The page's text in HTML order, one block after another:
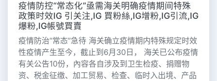
疫情防控“常态化”亟需海关明确疫情期间特殊
政策时效IG 引关注,IG 買粉絲,IG增粉,IG引流,IG
爆粉,IG帳號買賣
疫情防治“常态”急待 海关确立疫情期内特殊规定时效
性疫情产生至今，截止到6月30日， 海关已公布疫情
有关公告10份，內容各自涉及到卫生检疫、捐赠物
资、税金征缴、加工贸易、检查、临时入出境、产品